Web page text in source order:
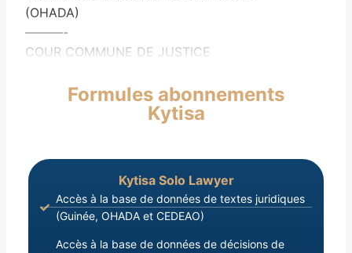
(OHADA)
———-
COUR COMMUNE DE JUSTICE
Formules abonnements
Kytisa
Kytisa Solo Lawyer
Accès à la base de données de textes juridiques
(Guinée, OHADA et CEDEAO)
Accès à la base de données de décisions de